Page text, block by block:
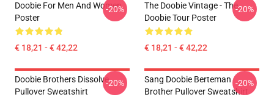
Doobie For Men And Women
Poster
€ 18,21 - € 42,22
-20%
The Doobie Vintage - The
Doobie Tour Poster
€ 18,21 - € 42,22
-20%
Doobie Brothers Dissolve
Pullover Sweatshirt
-20%
Sang Doobie Berteman
Brother Pullover Sweatshirt
-20%